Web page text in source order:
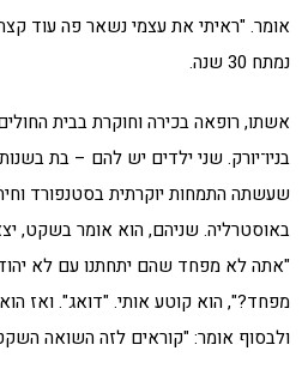
אומר. "ראיתי את עצמי נשאר פה עוד
נמתח 30 שנה.
אשתו, רופאה בכירה וחוקרת בבית החולים
שעשתה התמחות יוקרתית בסטנפורד
באוסטרליה. שניהם, הוא אומר בשקט,
"אתה לא מפחד שהם יתחתנו עם לא
מפחד?", הוא קוטע אותי. "דואג". ואז
ולבסוף אומר: "קוראים לזה השואה